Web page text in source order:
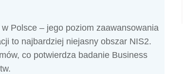
Polsce – jego poziom zaawansowania
to najbardziej niejasny obszar NIS2.
co potwierdza badanie Business